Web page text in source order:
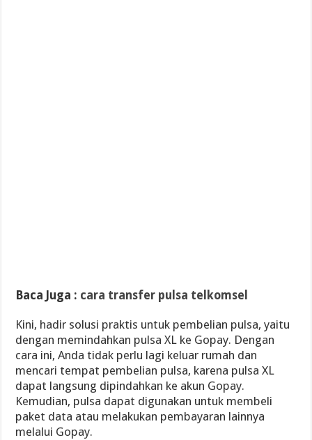
Baca Juga : cara transfer pulsa telkomsel
Kini, hadir solusi praktis untuk pembelian pulsa, yaitu
dengan memindahkan pulsa XL ke Gopay. Dengan
cara ini, Anda tidak perlu lagi keluar rumah dan
mencari tempat pembelian pulsa, karena pulsa XL
dapat langsung dipindahkan ke akun Gopay.
Kemudian, pulsa dapat digunakan untuk membeli
paket data atau melakukan pembayaran lainnya
melalui Gopay.